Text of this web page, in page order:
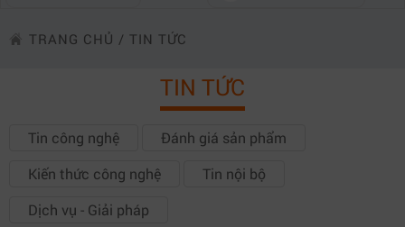
TRANG CHỦ / TIN TỨC
TIN TỨC
Tin công nghệ
Đánh giá sản phẩm
Kiến thức công nghệ
Tin nội bộ
Dịch vụ - Giải pháp